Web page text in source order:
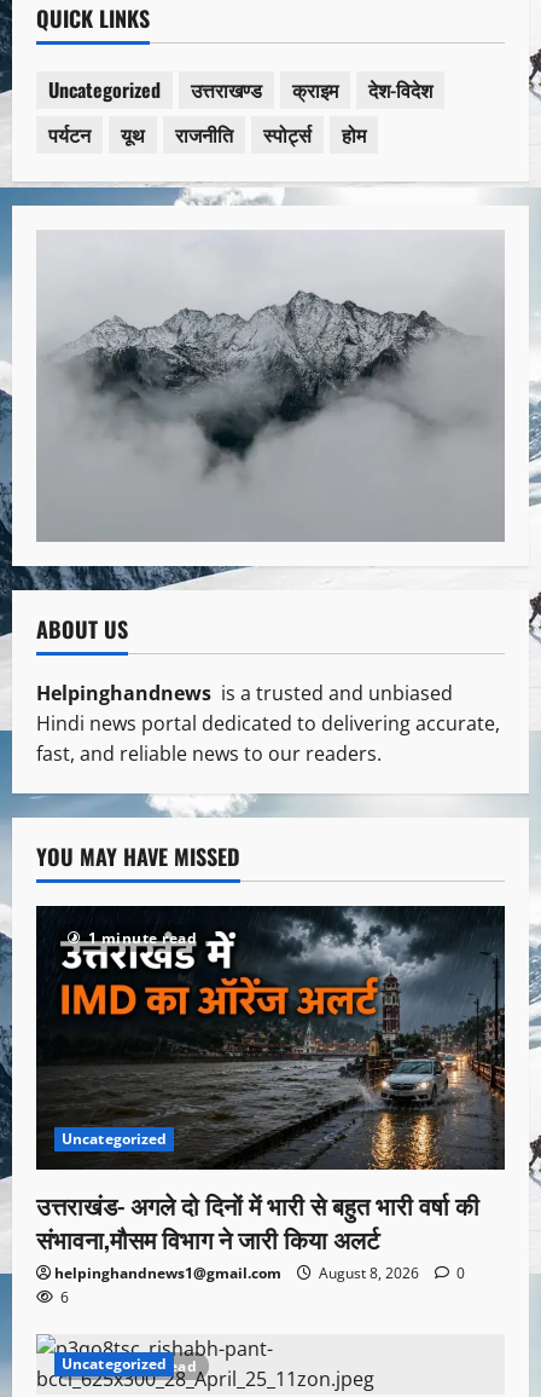
QUICK LINKS
Uncategorized उत्तराखण्ड क्राइम
देश-विदेश
पर्यटन
यूथ राजनीति स्पोर्ट्स होम
ABOUT US
Helpinghandnews is a trusted and unbiased
Hindi news portal dedicated to delivering accurate,
fast, and reliable news to our readers.
YOU MAY HAVE MISSED
1 minute read
Uncategorized
उत्तराखंड- अगले दो दिनों में भारी से बहुत भारी वर्षा की
संभावना,मौसम विभाग ने जारी किया अलर्ट
helpinghandnews1@gmail.com August 8, 2026
0
6
1 minute read
Uncategorized